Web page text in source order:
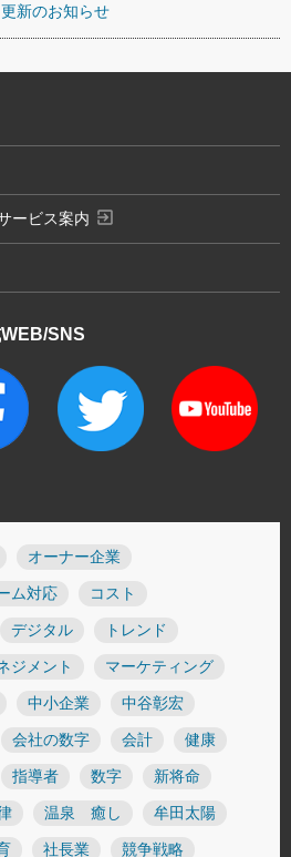
新のお知らせ
オーナー企業
ム対応 コスト
デジタル トレンド
ジメント マーケティング
中小企業 中谷彰宏
会社の数字 会計 健康
指導者 数字 新将命
温泉 癒し 牟田太陽
社長業 競争戦略
SNS
ービス案内 exit_to_app